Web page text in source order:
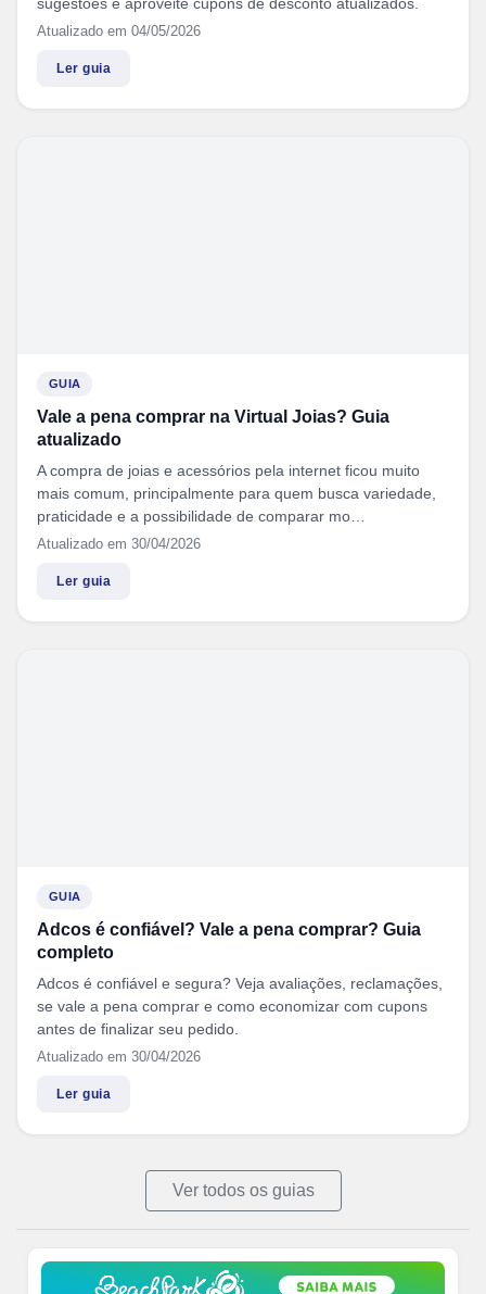
Atualizado em 04/05/2026
Ler guia
GUIA
Vale a pena comprar na Virtual Joias? Guia
atualizado
A compra de joias e acessórios pela internet ficou muito
mais comum, principalmente para quem busca variedade,
praticidade e a possibilidade de comparar mo…
Atualizado em 30/04/2026
Ler guia
GUIA
Adcos é confiável? Vale a pena comprar? Guia
completo
Adcos é confiável e segura? Veja avaliações, reclamações,
se vale a pena comprar e como economizar com cupons
antes de finalizar seu pedido.
Atualizado em 30/04/2026
Ler guia
Ver todos os guias